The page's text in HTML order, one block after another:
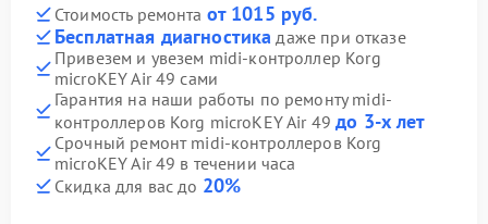
Стоимость ремонта от 1015 руб.
Бесплатная диагностика даже при отказе
Привезем и увезем midi-контроллер Korg
microKEY Air 49 сами
Гарантия на наши работы по ремонту midi-
контроллеров Korg microKEY Air 49до 3-х лет
Срочный ремонт midi-контроллеров Korg
microKEY Air 49 в течении часа
Скидка для вас до 20%